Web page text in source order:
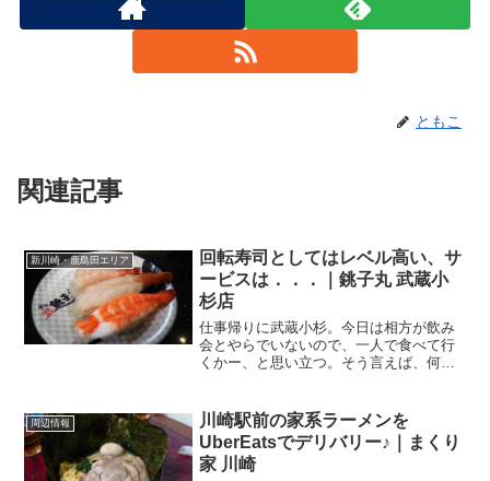
ともこ
関連記事
新川崎・鹿島田エリア
回転寿司としてはレベル高い、サ
ービスは．．．｜銚子丸 武蔵小
杉店
仕事帰りに武蔵小杉。今日は相方が飲み
会とやらでいないので、一人で食べて行
くかー、と思い立つ。そう言えば、何度
ー、と思い出して行ってみました。銚子
丸 武蔵小杉店 さんJR南...
周辺情報
川崎駅前の家系ラーメンを
UberEatsでデリバリー♪｜まくり
家 川崎